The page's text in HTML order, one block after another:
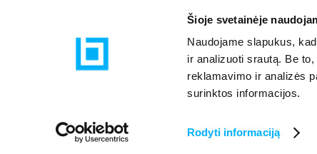
Šioje svetainėje
Naudojame slapukus,
ir analizuoti srautą. Be
reklamavimo ir analizės
surinktos informacijos.
Rodyti informaciją